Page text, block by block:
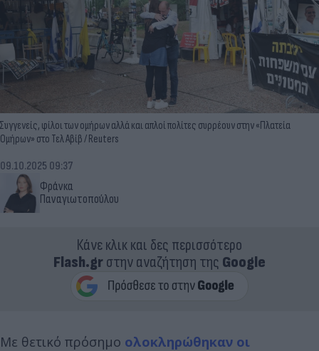
Συγγενείς, φίλοι των ομήρων αλλά και απλοί πολίτες συρρέουν στην «Πλατεία
Ομήρων» στο Τελ Αβίβ / Reuters
Φράνκα
Παναγιωτοπούλου
09.10.2025 09:37
Κάνε κλικ και δες περισσότερο
Flash.grστην αναζήτηση της Google
Με θετικό πρόσημο ολοκληρώθηκαν οι